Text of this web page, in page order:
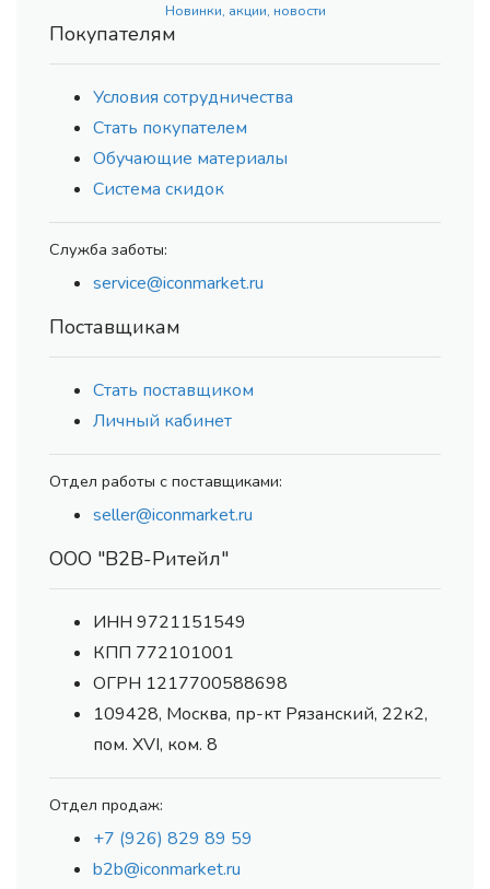
Новинки, акции, новости
Покупателям
Условия сотрудничества
Стать покупателем
Обучающие материалы
Система скидок
Служба заботы:
service@iconmarket.ru
Поставщикам
Стать поставщиком
Личный кабинет
Отдел работы с поставщиками:
seller@iconmarket.ru
ООО "В2В-Ритейл"
ИНН 9721151549
КПП 772101001
ОГРН 1217700588698
109428, Москва, пр-кт Рязанский, 22к2,
пом. XVI, ком. 8
Отдел продаж:
+7 (926) 829 89 59
b2b@iconmarket.ru